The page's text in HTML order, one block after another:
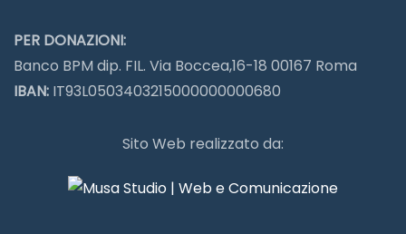
PER DONAZIONI:
Banco BPM dip. FIL. Via Boccea,16-18 00167 Roma
IBAN: IT93L0503403215000000000680
Sito Web realizzato da: